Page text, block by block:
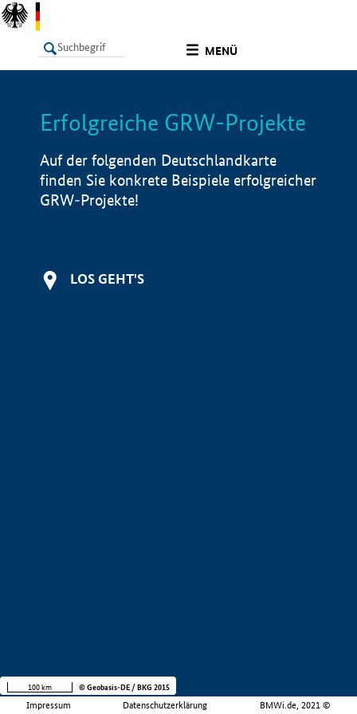
MENÜ
LISTE Info
Erfolgreiche GRW-Projekte
Auf der folgenden Deutschlandkarte
finden Sie konkrete Beispiele erfolgreicher
GRW-Projekte!
LOS GEHT'S
Impressum Datenschutzerklärung BMWi.de, 2021 ©
100 km © Geobasis-DE / BKG 2015